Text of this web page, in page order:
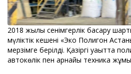
2018 жылы сенімгерлік басқару
мүліктік кешені «Эко Полигон
мерзімге берілді. Қазіргі уақытта
автокөлік пен арнайы техника